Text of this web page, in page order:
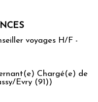
voyages H/F -
Chargé(e) de
Evry (91))